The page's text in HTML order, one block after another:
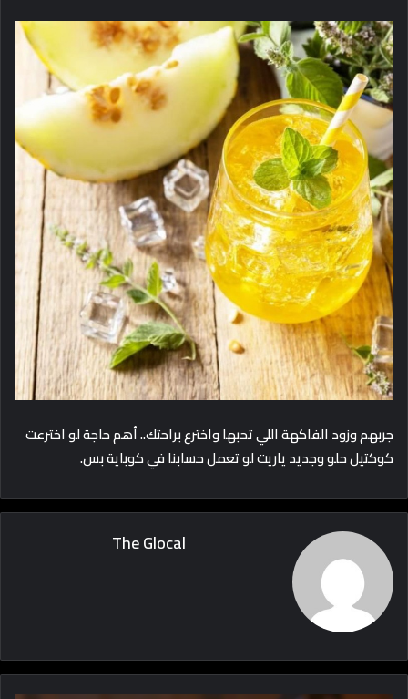
جربهم وزود الفاكهة اللي تحبها واخترع براحتك.. أهم حاجة لو اخترعت
كوكتيل حلو وجديد ياريت لو تعمل حسابنا في كوباية بس.
The Glocal